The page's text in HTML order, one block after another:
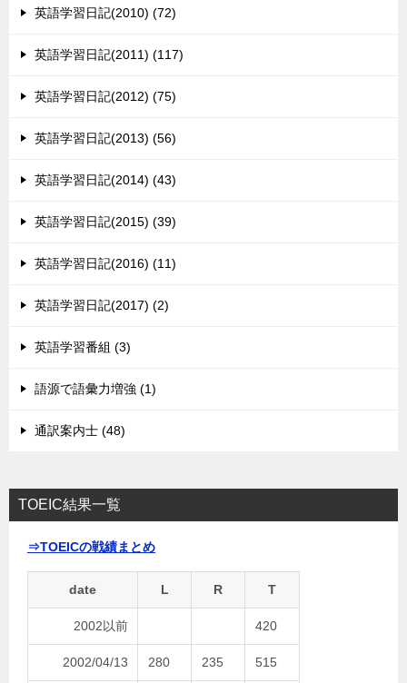
英語学習日記(2010) (72)
英語学習日記(2011) (117)
英語学習日記(2012) (75)
英語学習日記(2013) (56)
英語学習日記(2014) (43)
英語学習日記(2015) (39)
英語学習日記(2016) (11)
英語学習日記(2017) (2)
英語学習番組 (3)
語源で語彙力増強 (1)
通訳案内士 (48)
TOEIC結果一覧
⇒TOEICの戦績まとめ
date L R T
2002以前 420
2002/04/13 280 235 515